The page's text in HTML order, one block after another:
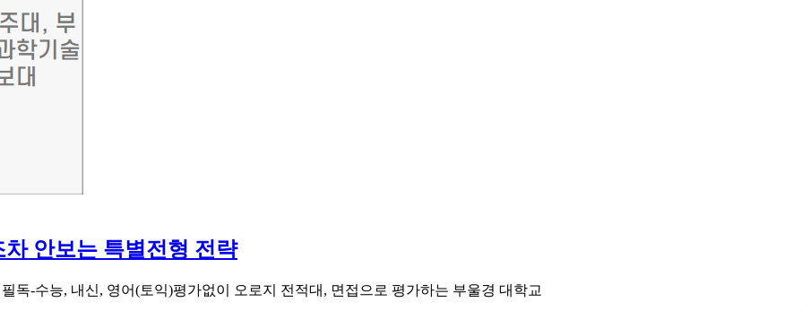
안보는 특별전형 전략
독-수능, 내신, 영어(토익)평가없이 오로지 전적대, 면접으로 평가하는 부울경 대학교